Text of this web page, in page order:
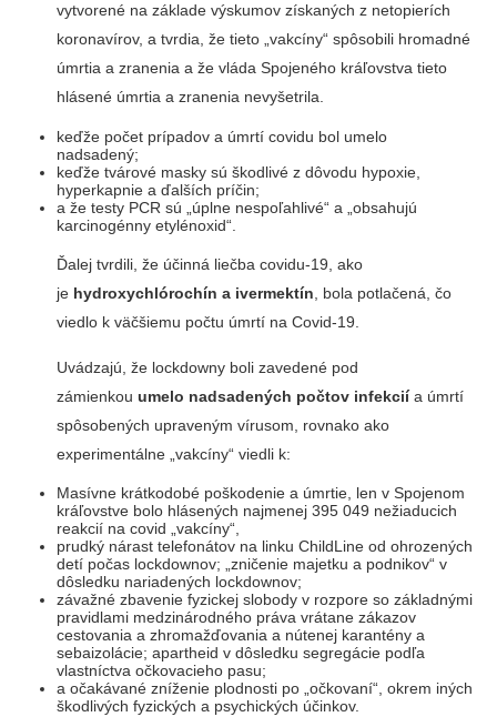
vytvorené na základe výskumov získaných z netopierích
koronavírov, a tvrdia, že tieto „vakcíny“ spôsobili hromadné
úmrtia a zranenia a že vláda Spojeného kráľovstva tieto
hlásené úmrtia a zranenia nevyšetrila.
keďže počet prípadov a úmrtí covidu bol umelo
nadsadený;
keďže tvárové masky sú škodlivé z dôvodu hypoxie,
hyperkapnie a ďalších príčin;
a že testy PCR sú „úplne nespoľahlivé“ a „obsahujú
karcinogénny etylénoxid“.
Ďalej tvrdili, že účinná liečba covidu-19, ako
je hydroxychlórochín a ivermektín, bola potlačená, čo
viedlo k väčšiemu počtu úmrtí na Covid-19.
Uvádzajú, že lockdowny boli zavedené pod
zámienkou umelo nadsadených počtov infekciía úmrtí
spôsobených upraveným vírusom, rovnako ako
experimentálne „vakcíny“ viedli k:
Masívne krátkodobé poškodenie a úmrtie, len v Spojenom
kráľovstve bolo hlásených najmenej 395 049 nežiaducich
reakcií na covid „vakcíny“,
prudký nárast telefonátov na linku ChildLine od ohrozených
detí počas lockdownov; „zničenie majetku a podnikov“ v
dôsledku nariadených lockdownov;
závažné zbavenie fyzickej slobody v rozpore so základnými
pravidlami medzinárodného práva vrátane zákazov
cestovania a zhromažďovania a nútenej karantény a
sebaizolácie; apartheid v dôsledku segregácie podľa
vlastníctva očkovacieho pasu;
a očakávané zníženie plodnosti po „očkovaní“, okrem iných
škodlivých fyzických a psychických účinkov.